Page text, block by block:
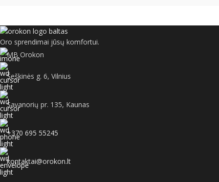
Oro sprendimai jūsų komfortui.
MB Orokon
Šeškinės g. 6, Vilnius
Savanorių pr. 135, Kaunas
+370 695 55245
kontaktai@orokon.lt